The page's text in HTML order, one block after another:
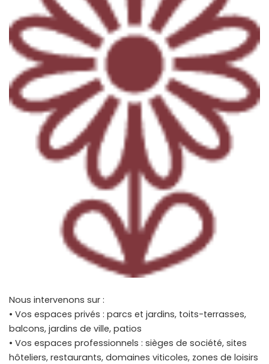
Nous intervenons sur :
• Vos espaces privés : parcs et jardins, toits-terrasses,
balcons, jardins de ville, patios
• Vos espaces professionnels : sièges de société, sites
hôteliers, restaurants, domaines viticoles, zones de loisirs